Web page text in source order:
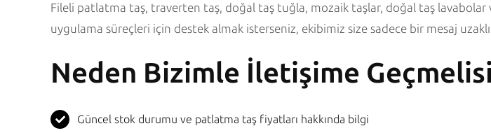
Fileli patlatma taş, traverten taş, doğal taş tuğla, mozaik taşlar, doğal taş
uygulama süreçleri için destek almak isterseniz, ekibimiz size sadece bir mesaj
Neden Bizimle İletişime
Güncel stok durumu ve patlatma taş fiyatları hakkında bilgi